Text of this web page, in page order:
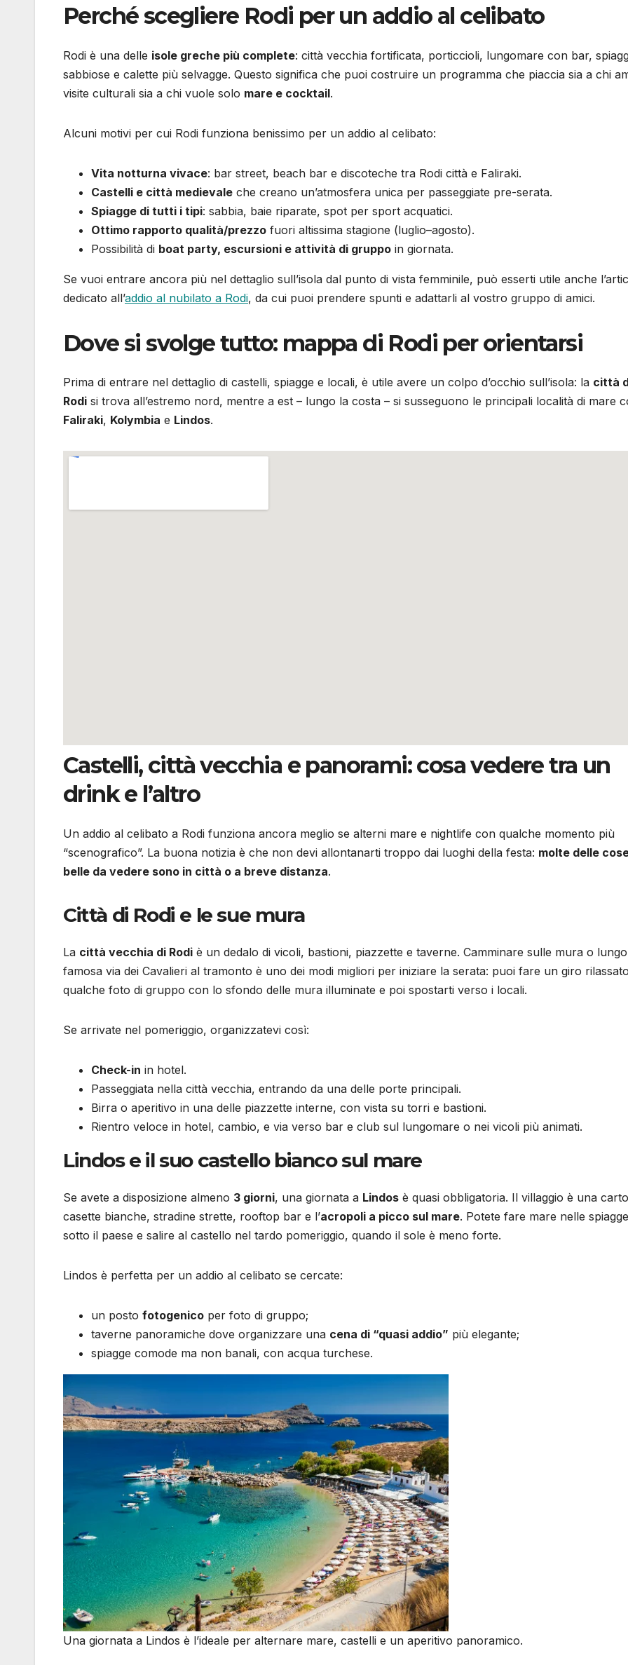
Perché scegliere Rodi per un addio al celibato
Rodi è una delle isole greche più complete: città vecchia fortificata, porticcioli, lungomare con bar,
sabbiose e calette più selvagge. Questo significa che puoi costruire un programma che piaccia sia a chi
visite culturali sia a chi vuole solo mare e cocktail.
Alcuni motivi per cui Rodi funziona benissimo per un addio al celibato:
Vita notturna vivace: bar street, beach bar e discoteche tra Rodi città e Faliraki.
Castelli e città medievale che creano un’atmosfera unica per passeggiate pre-serata.
Spiagge di tutti i tipi: sabbia, baie riparate, spot per sport acquatici.
Ottimo rapporto qualità/prezzo fuori altissima stagione (luglio–agosto).
Possibilità di boat party, escursioni e attività di gruppo in giornata.
Se vuoi entrare ancora più nel dettaglio sull’isola dal punto di vista femminile, può esserti utile anche
dedicato all’addio al nubilato a Rodi, da cui puoi prendere spunti e adattarli al vostro gruppo di amici.
Dove si svolge tutto: mappa di Rodi per orientarsi
Prima di entrare nel dettaglio di castelli, spiagge e locali, è utile avere un colpo d’occhio sull’isola: la città
Rodi si trova all’estremo nord, mentre a est – lungo la costa – si susseguono le principali località di mare
Faliraki, Kolymbia e Lindos.
Castelli, città vecchia e panorami: cosa vedere tra un
drink e l’altro
Un addio al celibato a Rodi funziona ancora meglio se alterni mare e nightlife con qualche momento più
“scenografico”. La buona notizia è che non devi allontanarti troppo dai luoghi della festa: molte delle
belle da vedere sono in città o a breve distanza.
Città di Rodi e le sue mura
La città vecchia di Rodi è un dedalo di vicoli, bastioni, piazzette e taverne. Camminare sulle mura o
famosa via dei Cavalieri al tramonto è uno dei modi migliori per iniziare la serata: puoi fare un giro
qualche foto di gruppo con lo sfondo delle mura illuminate e poi spostarti verso i locali.
Se arrivate nel pomeriggio, organizzatevi così:
Check-in in hotel.
Passeggiata nella città vecchia, entrando da una delle porte principali.
Birra o aperitivo in una delle piazzette interne, con vista su torri e bastioni.
Rientro veloce in hotel, cambio, e via verso bar e club sul lungomare o nei vicoli più animati.
Lindos e il suo castello bianco sul mare
Se avete a disposizione almeno 3 giorni, una giornata a Lindos è quasi obbligatoria. Il villaggio è una
casette bianche, stradine strette, rooftop bar e l’acropoli a picco sul mare. Potete fare mare nelle spiagge
sotto il paese e salire al castello nel tardo pomeriggio, quando il sole è meno forte.
Lindos è perfetta per un addio al celibato se cercate:
un posto fotogenico per foto di gruppo;
taverne panoramiche dove organizzare una cena di “quasi addio” più elegante;
spiagge comode ma non banali, con acqua turchese.
Una giornata a Lindos è l’ideale per alternare mare, castelli e un aperitivo panoramico.